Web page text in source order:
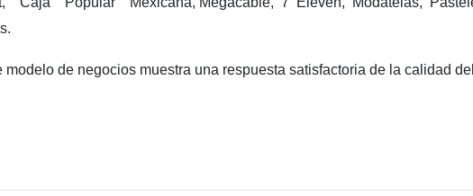
de negocios muestra una respuesta satisfactoria de la calidad